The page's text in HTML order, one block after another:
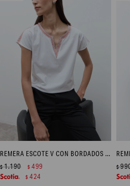
REMERA ESCOTE V CON BORDADOS - BLANCO
$1.190 $ 499
$ 424
$